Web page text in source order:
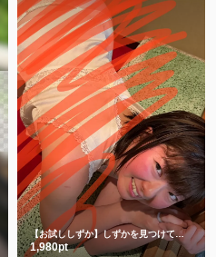
【お試ししずか】しずかを見つけて、選んでくれてありがとう💕💕
1,980pt